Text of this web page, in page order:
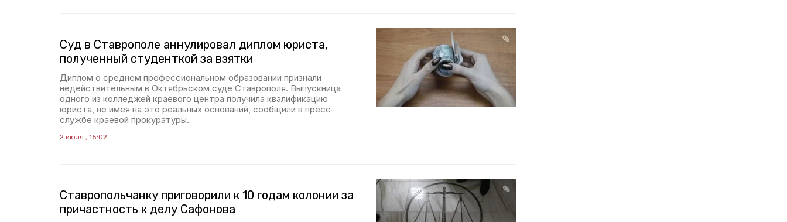
Суд в Ставрополе аннулировал диплом юриста,
полученный студенткой за взятки
Диплом о среднем профессиональном образовании признали
недействительным в Октябрьском суде Ставрополя. Выпускница
одного из колледжей краевого центра получила квалификацию
юриста, не имея на это реальных оснований, сообщили в пресс-
службе краевой прокуратуры.
2 июля , 15:02
Ставропольчанку приговорили к 10 годам колонии за
причастность к делу Сафонова